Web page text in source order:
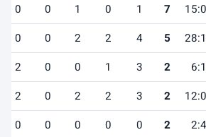
7
1
0
1
0
0
5
4
2
2
0
0
2
3
1
0
0
2
2
3
2
2
0
2
2
0
0
0
0
0